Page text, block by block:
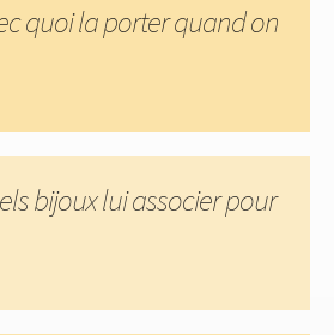
quoi la porter quand on
bijoux lui associer pour